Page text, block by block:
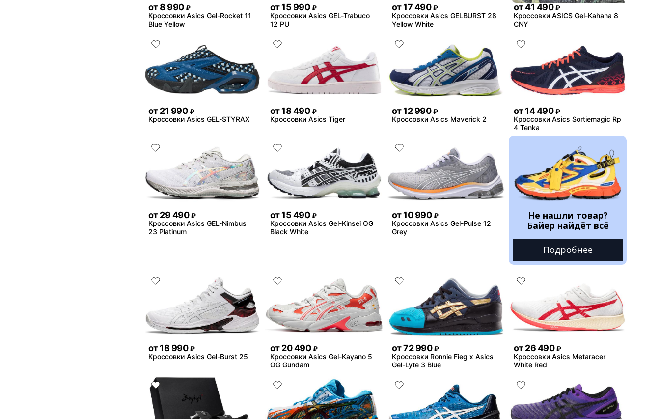
от8 990 ₽
Кроссовки Asics Gel-Rocket 11
Blue Yellow
от15 990 ₽
Кроссовки Asics GEL-Trabuco
12 PU
от17 490 ₽
Кроссовки Asics GELBURST 28
Yellow White
от41 490 ₽
Кроссовки ASICS Gel-Kahana 8
CNY
от21 990 ₽
Кроссовки Asics GEL-STYRAX
от18 490 ₽
Кроссовки Asics Tiger
от12 990 ₽
Кроссовки Asics Maverick 2
от14 490 ₽
Кроссовки Asics Sortiemagic Rp
4 Tenka
от29 490 ₽
Кроссовки Asics GEL-Nimbus
23 Platinum
от15 490 ₽
Кроссовки Asics Gel-Kinsei OG
Black White
от10 990 ₽
Кроссовки Asics Gel-Pulse 12
Grey
Не нашли товар?
Байер найдёт всё
Подробнее
от18 990 ₽
Кроссовки Asics Gel-Burst 25
от20 490 ₽
Кроссовки Asics Gel-Kayano 5
OG Gundam
от72 990 ₽
Кроссовки Ronnie Fieg x Asics
Gel-Lyte 3 Blue
от26 490 ₽
Кроссовки Asics Metaracer
White Red